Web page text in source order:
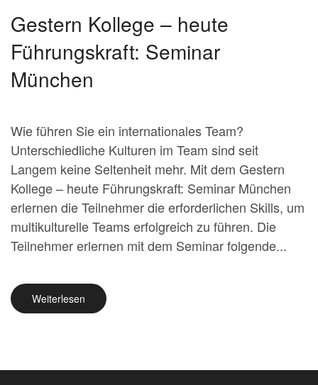
Gestern Kollege – heute
Führungskraft: Seminar
München
Wie führen Sie ein internationales Team?
Unterschiedliche Kulturen im Team sind seit
Langem keine Seltenheit mehr. Mit dem Gestern
Kollege – heute Führungskraft: Seminar München
erlernen die Teilnehmer die erforderlichen Skills, um
multikulturelle Teams erfolgreich zu führen. Die
Teilnehmer erlernen mit dem Seminar folgende...
Weiterlesen